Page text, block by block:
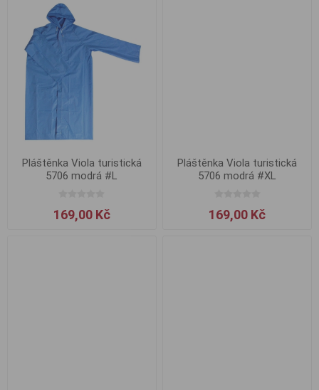
Pláštěnka Viola turistická
5706 modrá #L
169,00 Kč
Pláštěnka Viola turistická
5706 modrá #XL
169,00 Kč